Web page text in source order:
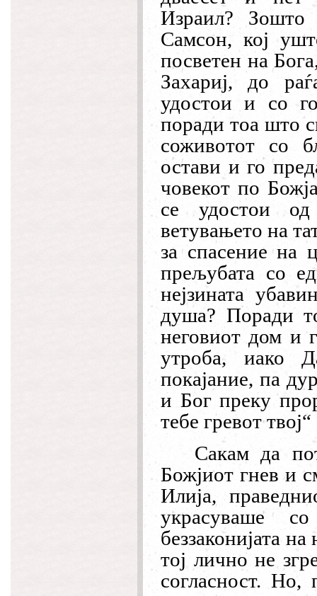
Израил? Зошто
Самсон, кој
посветен на
Захариј, до
удостои и со
поради тоа што
соживотот со
остави и го
човекот по
се удостои од
ветувањето на
за спасение на
прељубата со
нејзината
душа? Поради
неговиот дом и
утроба, иако
покајание, па
и Бог преку
тебе гревот твој“
Сакам да
Божјиот гнев и
Илија,
украсуваше
беззаконијата
тој лично не
согласност.